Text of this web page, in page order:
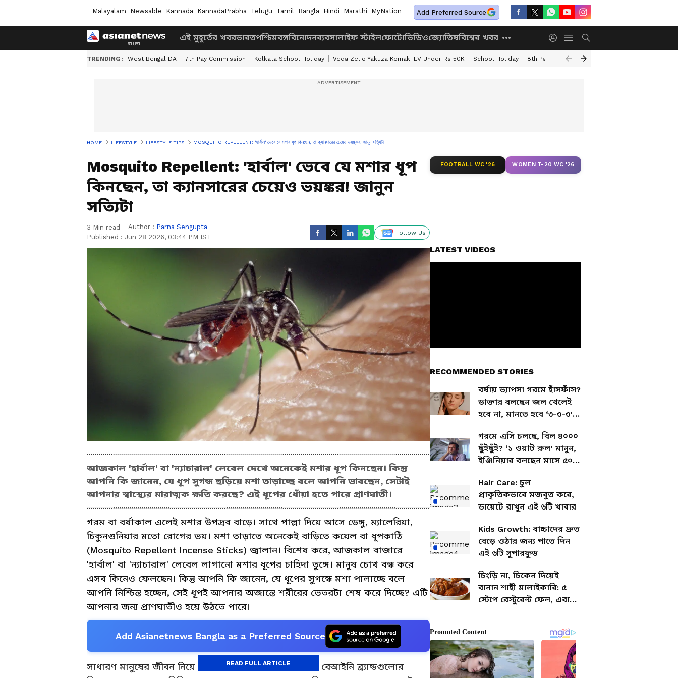
Malayalam Newsable Kannada KannadaPrabha Telugu Tamil Bangla Hindi Marathi MyNation Add Preferred Source
এই মুহূর্তের খবরভারতপশ্চিমবঙ্গবিনোদনব্যবসালাইফ স্টাইলফোটোভিডিওজ্যোতিষবিশ্বের খবর
TRENDING : West Bengal DA 7th Pay Commission Kolkata School Holiday Veda Zelio Yakuza Komaki EV Under Rs 50K School Holiday 8th Pay Commission
HOME LIFESTYLE LIFESTYLE TIPS MOSQUITO REPELLENT: 'হার্বাল' ভেবে যে মশার ধূপ কিনছেন, তা ক্যানসারের চেয়েও ভয়ঙ্কর! জানুন সত্যিটা
Mosquito Repellent: 'হার্বাল' ভেবে যে মশার ধূপ
কিনছেন, তা ক্যানসারের চেয়েও ভয়ঙ্কর! জানুন
সত্যিটা
3 Min read Author : Parna Sengupta
Published : Jun 28 2026, 03:44 PM IST
Follow Us
আজকাল 'হার্বাল' বা 'ন্যাচারাল' লেবেল দেখে অনেকেই মশার ধূপ কিনছেন। কিন্তু
আপনি কি জানেন, যে ধূপ সুগন্ধ ছড়িয়ে মশা তাড়াচ্ছে বলে আপনি ভাবছেন, সেটাই
আপনার স্বাস্থ্যের মারাত্মক ক্ষতি করছে? এই ধূপের ধোঁয়া হতে পারে প্রাণঘাতী।
গরম বা বর্ষাকাল এলেই মশার উপদ্রব বাড়ে। সাথে পাল্লা দিয়ে আসে ডেঙ্গু, ম্যালেরিয়া,
চিকুনগুনিয়ার মতো রোগের ভয়। মশা তাড়াতে অনেকেই বাড়িতে কয়েল বা ধূপকাঠি
(Mosquito Repellent Incense Sticks) জ্বালান। বিশেষ করে, আজকাল বাজারে
'হার্বাল' বা 'ন্যাচারাল' লেবেল লাগানো মশার ধূপের চাহিদা তুঙ্গে। মানুষ চোখ বন্ধ করে
এসব কিনেও ফেলছেন। কিন্তু আপনি কি জানেন, যে ধূপের সুগন্ধে মশা পালাচ্ছে বলে
আপনি নিশ্চিন্ত হচ্ছেন, সেই ধূপই আপনার অজান্তে শরীরের ভেতরটা শেষ করে দিচ্ছে? এটি
আপনার জন্য প্রাণঘাতীও হয়ে উঠতে পারে।
Add Asianetnews Bangla as a Preferred Source
সাধারণ মানুষের জীবন নিয়ে ছিনিমিনি খেলা এই সব নকল ও বেআইনি ব্র্যান্ডগুলোর
READ FULL ARTICLE
FOOTBALL WC '26 WOMEN T-20 WC '26
LATEST VIDEOS
RECOMMENDED STORIES
বর্ষায় ভ্যাপসা গরমে হাঁসফাঁস?
ডাক্তার বলছেন জল খেলেই
হবে না, মানতে হবে ‘৩-৩-৩’
গরমে এসি চলছে, বিল ৪০০০
ছুঁইছুঁই? ‘১ ওয়াট রুল’ মানুন,
ইঞ্জিনিয়ার বলছেন মাসে ৫০০
Hair Care: চুল
প্রাকৃতিকভাবে মজবুত করে,
ডায়েটে রাখুন এই ৬টি খাবার
Kids Growth: বাচ্চাদের দ্রুত
বেড়ে ওঠার জন্য পাতে দিন
এই ৬টি সুপারফুড
চিংড়ি না, চিকেন দিয়েই
বানান শাহী মালাইকারি: ৫
স্টেপে রেস্টুরেন্ট ফেল, এবার